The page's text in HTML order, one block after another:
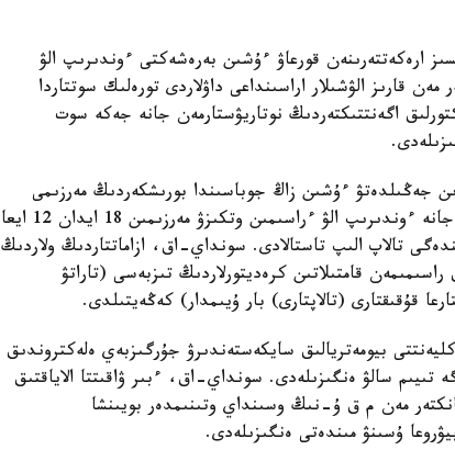
ارەكەتتەرىنەن قورعاۋ ءۇشىن بەرەشەكتى ءوندىرىپ الۋ
قارىز الۋشىلار اراسىنداعى داۋلاردى تورەلىك سوتتاردا
اگەنتتىكتەردىڭ نوتاريۋستارمەن جانە جەكە سوت
جەڭىلدەتۋ ءۇشىن زاڭ جوباسىندا بورىشكەردىڭ مەرزىمى
وتكەن بەرەشەكتى رەتتەۋدى، سونداي-اق رەتتەۋ جانە ءوندىرىپ الۋ ءراسىمىن وتكىزۋ مەرزىمىن 18 ايدان 12 ايعا
تالاپ الىپ تاستالادى. سونداي-اق، ازاماتتاردىڭ ولاردىڭ
قامتىلاتىن كرەديتورلاردىڭ تىزبەسى (تاراتۋ
قۇقىقتارى (تالاپتارى) بار ۇيىمدار) كەڭەيتىلدى.
كليەنتتى بيومەتريالىق سايكەستەندىرۋ جۇرگىزبەي ەلەكتروندىق
تىيىم سالۋ ەنگىزىلەدى. سونداي-اق، ءبىر ۋاقىتتا الاياقتىق
مەن م ق ۇ-نىڭ وسىنداي وتىنىمدەر بويىنشا
ۇسىنۋ مىندەتى ەنگىزىلەدى.